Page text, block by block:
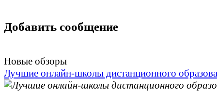
Добавить сообщение
Новые обзоры
Лучшие онлайн-школы дистанционного